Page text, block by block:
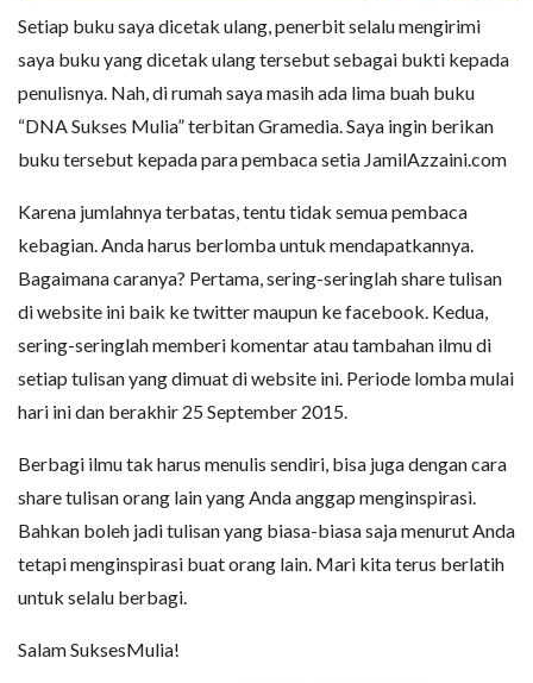
Setiap buku saya dicetak ulang, penerbit selalu mengirimi
saya buku yang dicetak ulang tersebut sebagai bukti kepada
penulisnya. Nah, di rumah saya masih ada lima buah buku
“DNA Sukses Mulia” terbitan Gramedia. Saya ingin berikan
buku tersebut kepada para pembaca setia JamilAzzaini.com
Karena jumlahnya terbatas, tentu tidak semua pembaca
kebagian. Anda harus berlomba untuk mendapatkannya.
Bagaimana caranya? Pertama, sering-seringlah share tulisan
di website ini baik ke twitter maupun ke facebook. Kedua,
sering-seringlah memberi komentar atau tambahan ilmu di
setiap tulisan yang dimuat di website ini. Periode lomba mulai
hari ini dan berakhir 25 September 2015.
Berbagi ilmu tak harus menulis sendiri, bisa juga dengan cara
share tulisan orang lain yang Anda anggap menginspirasi.
Bahkan boleh jadi tulisan yang biasa-biasa saja menurut Anda
tetapi menginspirasi buat orang lain. Mari kita terus berlatih
untuk selalu berbagi.
Salam SuksesMulia!